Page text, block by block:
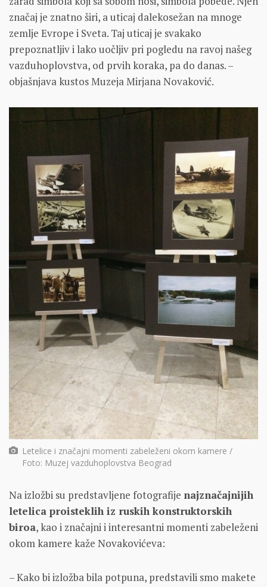
značaj je znatno širi, a uticaj dalekosežan na mnoge
zemlje Evrope i Sveta. Taj uticaj je svakako
prepoznatljiv i lako uočljiv pri pogledu na ravoj našeg
vazduhoplovstva, od prvih koraka, pa do danas. –
objašnjava kustos Muzeja Mirjana Novaković.
Letelice i značajni momenti zabeleženi okom kamere /
Foto: Muzej vazduhoplovstva Beograd
Na izložbi su predstavljene fotografije najznačajnijih
letelica proisteklih iz ruskih konstruktorskih
biroa, kao i značajni i interesantni momenti zabeleženi
okom kamere kaže Novakovićeva:
– Kako bi izložba bila potpuna, predstavili smo makete